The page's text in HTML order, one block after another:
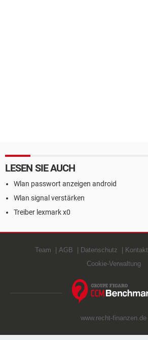
LESEN SIE AUCH
Wlan passwort anzeigen android
Wlan signal verstärken
Treiber lexmark x0
Team AGB Datenschutz Kontakt
Cookie-Verwaltung
www.recht-finanzen.de